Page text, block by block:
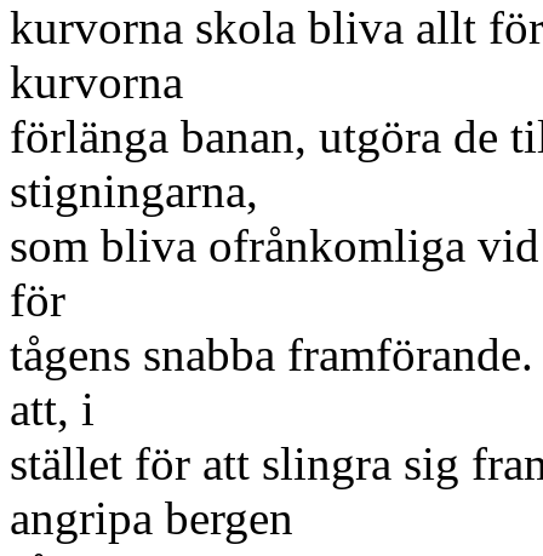
kurvorna skola bliva allt
kurvorna
förlänga banan, utgöra de
stigningarna,
som bliva ofrånkomliga
för
tågens snabba
att, i
stället för att slingra sig
angripa bergen